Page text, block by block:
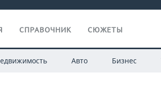
СПРАВОЧНИК СЮЖЕТЫ
Авто Бизнес